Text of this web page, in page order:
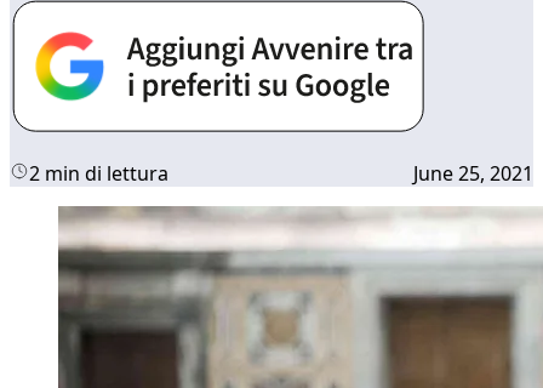
2 min di lettura June 25, 2021